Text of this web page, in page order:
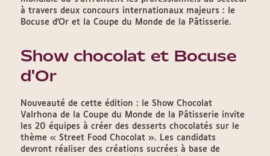
à travers deux concours internationaux majeurs : le
Bocuse d'Or et la Coupe du Monde de la Pâtisserie.
Show chocolat et Bocuse
d'Or
Nouveauté de cette édition : le Show Chocolat
Valrhona de la Coupe du Monde de la Pâtisserie invite
les 20 équipes à créer des desserts chocolatés sur le
thème « Street Food Chocolat ». Les candidats
devront réaliser des créations sucrées à base de